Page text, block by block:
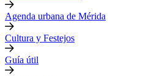
Agenda urbana de Mérida
Cultura y Festejos
Guía útil